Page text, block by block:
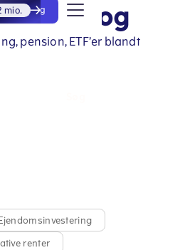
mio.
Kom i gang blog
pension, ETF’er blandt
renter